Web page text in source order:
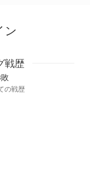
ン
戦歴
の戦歴